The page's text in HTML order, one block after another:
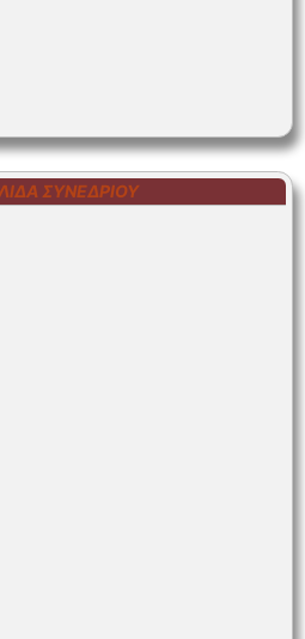
ΣΥΝΕΔΡΊΟΥ